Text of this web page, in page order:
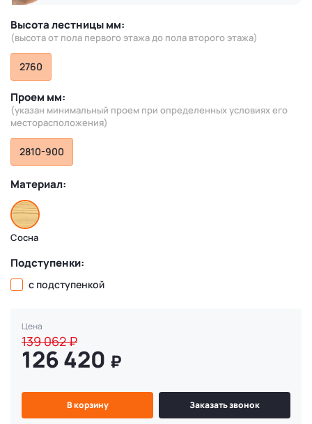
Высота лестницы мм:
(высота от пола первого этажа до пола второго этажа)
2760
Проем мм:
(указан минимальный проем при определенных условиях его
месторасположения)
2810-900
Материал:
Сосна
Подступенки:
с подступенкой
Цена
139 062₽
126 420 ₽
В корзину Заказать звонок